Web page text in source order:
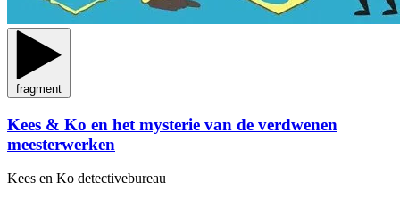
fragment
Kees & Ko en het mysterie van de verdwenen
meesterwerken
Kees en Ko detectivebureau